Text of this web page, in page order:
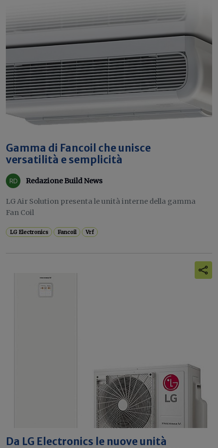
Gamma di Fancoil che unisce
versatilità e semplicità
Redazione Build News
LG Air Solution presenta le unità interne della gamma
Fan Coil
LG Electronics Fancoil Vrf
Da LG Electronics le nuove unità